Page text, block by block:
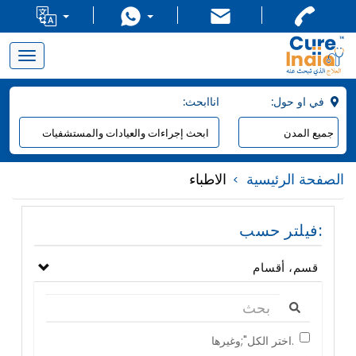
Toggle
navigation
:اناابحث
الصفحة الرئيسية الاطباء
فيلتر حسب:
قسم، أقسام
اختر الكل";وغيرها.